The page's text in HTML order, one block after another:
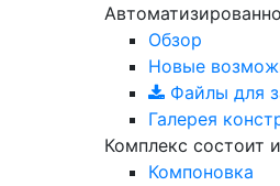
Обзор
Новые
Файлы для
Галерея
Комплекс состоит
Компоновка